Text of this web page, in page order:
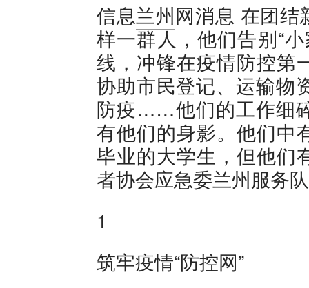
信息兰州网消息 在团结
样一群人，他们告别“小
线，冲锋在疫情防控第
协助市民登记、运输物
防疫……他们的工作细
有他们的身影。他们中
毕业的大学生，但他
者协会应急委兰州服务
1
筑牢疫情“防控网”